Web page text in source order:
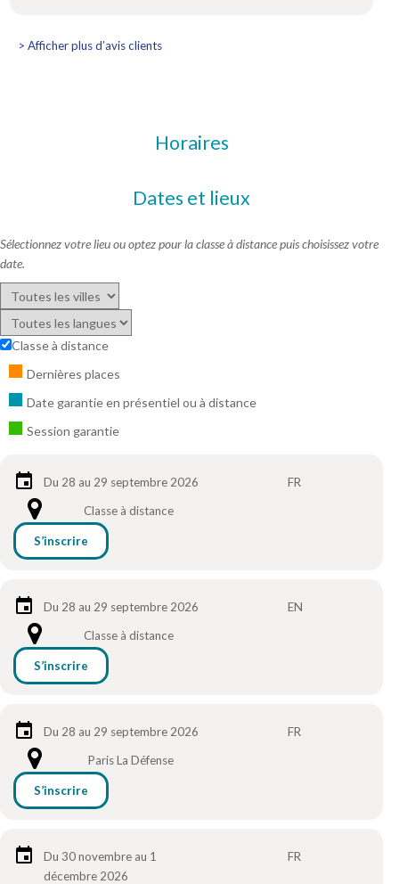
> Afficher plus d’avis clients
Horaires
Dates et lieux
Sélectionnez votre lieu ou optez pour la classe à distance puis choisissez votre
date.
Classe à distance
Dernières places
Date garantie en présentiel ou à distance
Session garantie
Du 28 au 29 septembre 2026
FR
Classe à distance
S’inscrire
Du 28 au 29 septembre 2026
EN
Classe à distance
S’inscrire
Du 28 au 29 septembre 2026
FR
Paris La Défense
S’inscrire
Du 30 novembre au 1
décembre 2026
FR